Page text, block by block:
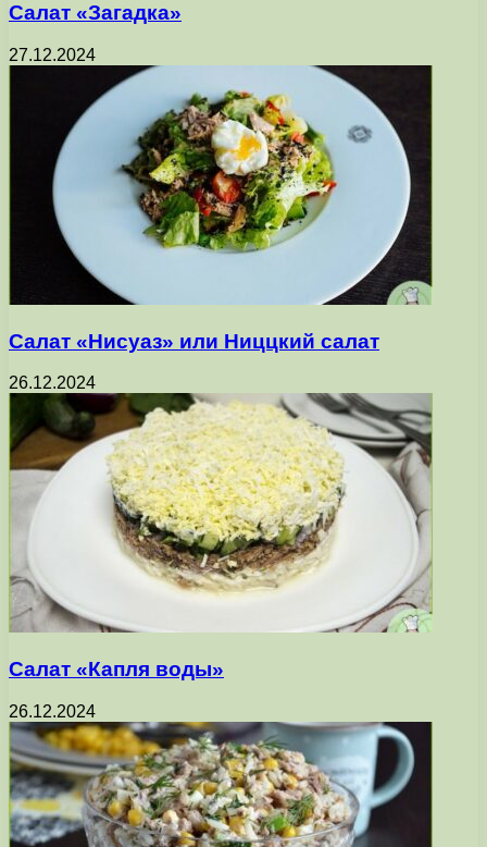
Салат «Загадка»
27.12.2024
Салат «Нисуаз» или Ниццкий салат
26.12.2024
Салат «Капля воды»
26.12.2024